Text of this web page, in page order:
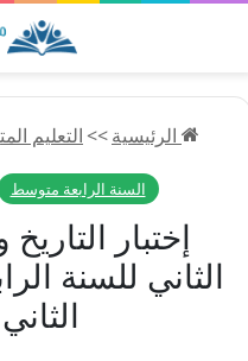
الرئيسية>>التعليم
السنة الرابعة متوسط
إختبار
الثاني للسنة